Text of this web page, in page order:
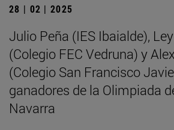
28 | 02 | 2025
Julio Peña (IES Ibaialde),
(Colegio FEC Vedruna) y
(Colegio San Francisco
ganadores de la Olimpiada
Navarra